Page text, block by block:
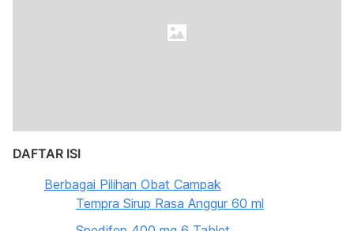
DAFTAR ISI
Berbagai Pilihan Obat Campak
Tempra Sirup Rasa Anggur 60 ml